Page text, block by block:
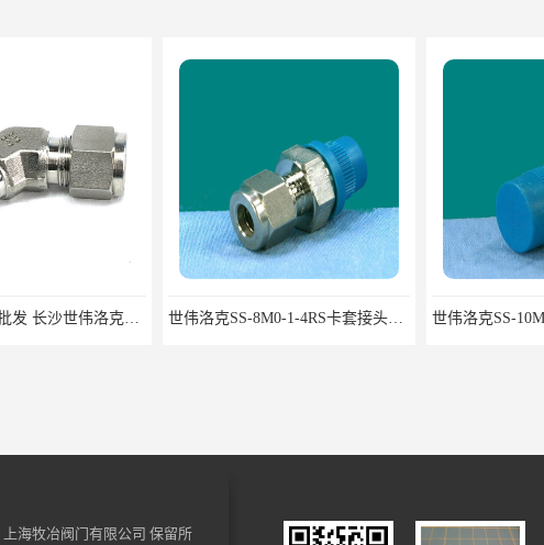
世伟洛克接头批发 长沙世伟洛克接头 耐高温高压 世伟洛克SS-8M0-1-4RS卡套接头部分现货
上海牧冶阀门有限公司 保留所